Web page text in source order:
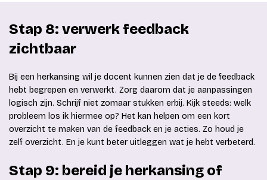
Stap 8: verwerk feedback
zichtbaar
Bij een herkansing wil je docent kunnen zien dat je de feedback
hebt begrepen en verwerkt. Zorg daarom dat je aanpassingen
logisch zijn. Schrijf niet zomaar stukken erbij. Kijk steeds: welk
probleem los ik hiermee op? Het kan helpen om een kort
overzicht te maken van de feedback en je acties. Zo houd je
zelf overzicht. En je kunt beter uitleggen wat je hebt verbeterd.
Stap 9: bereid je herkansing of